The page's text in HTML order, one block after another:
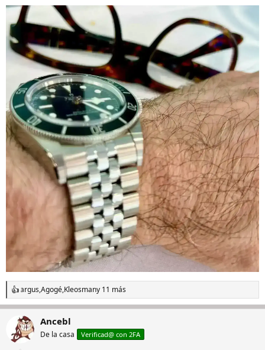
R
e
c
i
argus,Agogé,Kleosmany 11 más
Ancebl
De la casa Verificad@ con 2FA